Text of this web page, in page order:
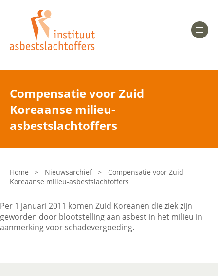
Heeft u Mesothelioom?
Heeft u Asbestose?
Bent u arts?
Bent u werkgever of verzekeraar?
Asbest en Gezondheid
Laatste nieuws
Onze organisatie
Veelgestelde vragen
Compensatie voor Zuid
Koreaanse milieu-
asbestslachtoffers
Home > Nieuwsarchief >
Compensatie voor Zuid
Koreaanse milieu-asbestslachtoffers
Per 1 januari 2011 komen Zuid Koreanen die ziek zijn
geworden door blootstelling aan asbest in het milieu in
aanmerking voor schadevergoeding.